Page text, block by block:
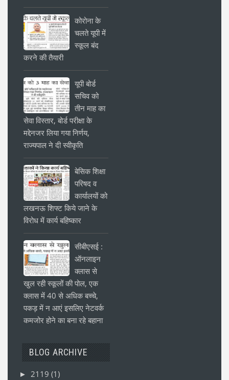
कोरोना के
चलते यूपी में
स्कूल बंद
करने की तैयारी
यूपी बोर्ड
सचिव को
तीन माह का
सेवा विस्तार, बोर्ड परीक्षा के
मद्देनजर लिया गया निर्णय,
राज्यपाल ने दी स्वीकृति
बेसिक शिक्षा
परिषद व
कार्यालयों को
लखनऊ शिफ्ट किये जाने के
विरोध में कार्य बहिष्कार
सीबीएसई :
ऑनलाइन
क्लास से
खुल रही स्कूलों की पोल, एक
क्लास में 40 से अधिक बच्चे,
पकड़ में न आएं इसलिए नेटवर्क
कमजोर होने का बना रहे बहाना
BLOG ARCHIVE
► 2119 (1)